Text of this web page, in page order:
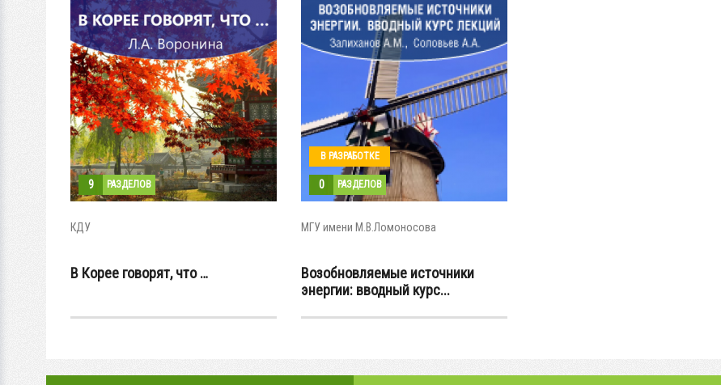
9 РАЗДЕЛОВ
КДУ
В Корее говорят, что …
В РАЗРАБОТКЕ
0 РАЗДЕЛОВ
МГУ имени М.В.Ломоносова
Возобновляемые источники
энергии: вводный курс...